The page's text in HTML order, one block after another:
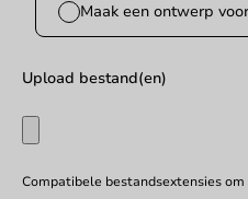
Maak een ontwerp
Upload bestand(en)
Compatibele bestandsextensies